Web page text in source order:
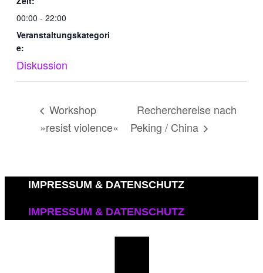
00:00 - 22:00
Veranstaltungskategori
e:
Diskussion
Workshop
»resist violence«
Recherchereise nach
Peking / China
IMPRESSUM & DATENSCHUTZ
IMPRESSUM & DATENSCHUTZ